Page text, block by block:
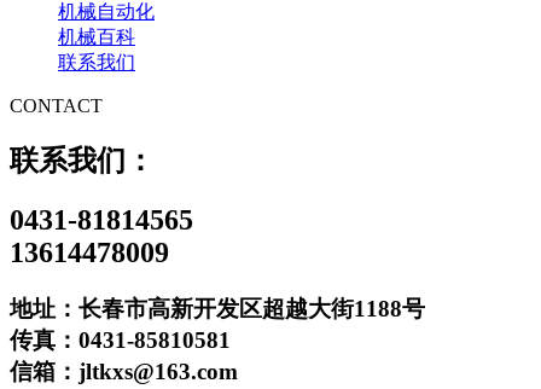
机械自动化
机械百科
联系我们
CONTACT
联系我们：
0431-81814565
13614478009
地址：长春市高新开发区超越大街1188号
传真：0431-85810581
信箱：jltkxs@163.com